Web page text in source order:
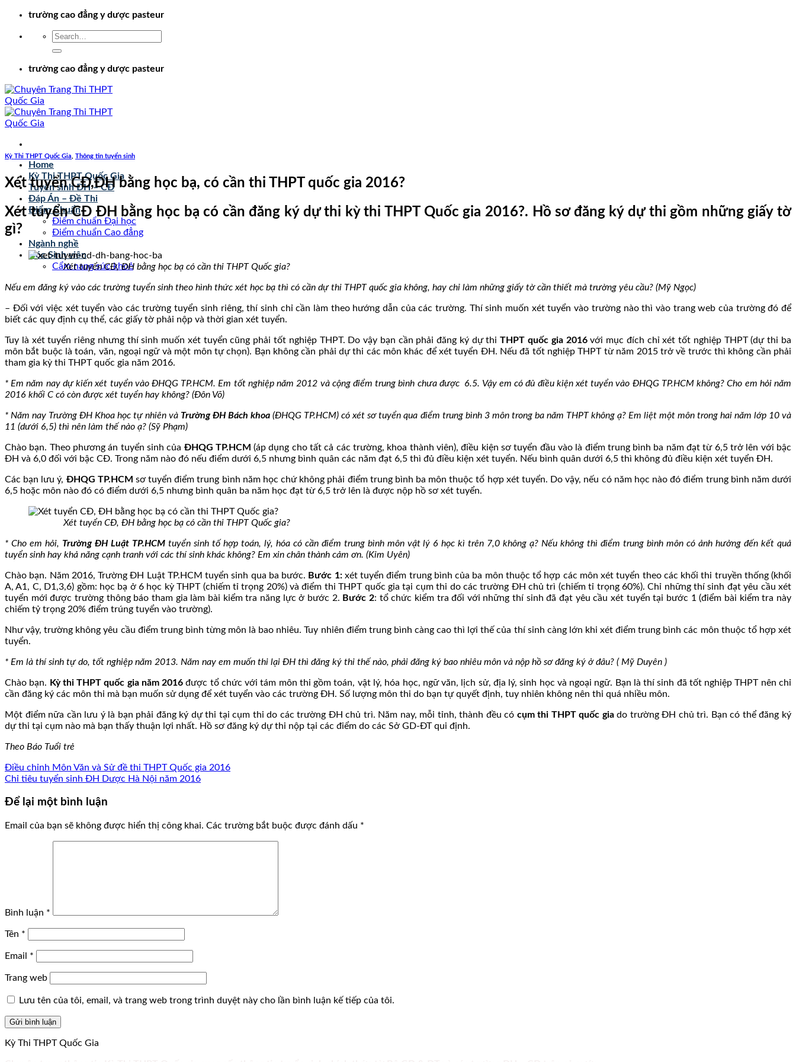
Chuyểntrường cao đẳng y dược pasteur
trường cao đẳng y dược pasteur
Home
Kỳ Thi THPT Quốc Gia
Tuyển sinh ĐH – CĐ
Đáp Án – Đề Thi
Điểm Chuẩn
Điểm chuẩn Đại học
Điểm chuẩn Cao đẳng
Ngành nghề
Góc Sinh viên
Cẩm nang sức khoẻ
Kỳ Thi THPT Quốc Gia Thông tin tuyển sinh
Xét tuyển CĐ,ĐH bằng học bạ, có cần thi THPT quốc gia 2016?
Xét tuyển CĐ ĐH bằng học bạ có cần đăng ký dự thi kỳ thi THPT Quốc gia 2016?. Hồ sơ đăng ký dự thi gồm những giấy tờ
gì?
Xét tuyển CĐ, ĐH bằng học bạ có cần thi THPT Quốc gia?
Nếu em đăng ký vào các trường tuyển sinh theo hình thức xét học bạ thì có cần dự thi THPT quốc gia không, hay chỉ làm những giấy tờ cần thiết mà trường yêu cầu? (Mỹ Ngọc)
– Đối với việc xét tuyển vào các trường tuyển sinh riêng, thí sinh chỉ cần làm theo hướng dẫn của các trường. Thí sinh muốn xét tuyển vào trường nào thì vào trang web của trường đó để
biết các quy định cụ thể, các giấy tờ phải nộp và thời gian xét tuyển.
Tuy là xét tuyển riêng nhưng thí sinh muốn xét tuyển cũng phải tốt nghiệp THPT. Do vậy bạn cần phải đăng ký dự thiTHPT quốc gia 2016với mục đích chỉ xét tốt nghiệp THPT (dự thi ba
môn bắt buộc là toán, văn, ngoại ngữ và một môn tự chọn). Bạn không cần phải dự thi các môn khác để xét tuyển ĐH. Nếu đã tốt nghiệp THPT từ năm 2015 trở về trước thì không cần phải
tham gia kỳ thi THPT quốc gia năm 2016.
​* Em năm nay dự kiến xét tuyển vào ĐHQG TP.HCM. Em tốt nghiệp năm 2012 và cộng điểm trung bình chưa được 6.5. Vậy em có đủ điều kiện xét tuyển vào ĐHQG TP.HCM không? Cho em hỏi năm
2016 khối C có còn được xét tuyển hay không? (Đôn Võ)
* Năm nay Trường ĐH Khoa học tự nhiên và Trường ĐH Bách khoa (ĐHQG TP.HCM) có xét sơ tuyển qua điểm trung bình 3 môn trong ba năm THPT không ạ? Em liệt một môn trong hai năm lớp 10 và
11 (dưới 6,5) thì nên làm thế nào ạ? (Sỹ Phạm)
Chào bạn. Theo phương án tuyển sinh của ĐHQG TP.HCM (áp dụng cho tất cả các trường, khoa thành viên), điều kiện sơ tuyển đầu vào là điểm trung bình ba năm đạt từ 6,5 trở lên với bậc
ĐH và 6,0 đối với bậc CĐ. Trong năm nào đó nếu điểm dưới 6,5 nhưng bình quân các năm đạt 6,5 thì đủ điều kiện xét tuyển. Nếu bình quân dưới 6,5 thì không đủ điều kiện xét tuyển ĐH.
Các bạn lưu ý, ĐHQG TP.HCM sơ tuyển điểm trung bình năm học chứ không phải điểm trung bình ba môn thuộc tổ hợp xét tuyển. Do vậy, nếu có năm học nào đó điểm trung bình năm dưới
6,5 hoặc môn nào đó có điểm dưới 6,5 nhưng bình quân ba năm học đạt từ 6,5 trở lên là được nộp hồ sơ xét tuyển.
Xét tuyển CĐ, ĐH bằng học bạ có cần thi THPT Quốc gia?
* Cho em hỏi, Trường ĐH Luật TP.HCMtuyển sinh tố hợp toán, lý, hóa có cần điểm trung bình môn vật lý 6 học kì trên 7,0 không ạ? Nếu không thì điểm trung bình môn có ảnh hưởng đến kết quả
tuyển sinh hay khả năng cạnh tranh với các thí sinh khác không? Em xin chân thành cảm ơn. (Kim Uyên)
Chào bạn. Năm 2016, Trường ĐH Luật TP.HCM tuyển sinh qua ba bước. Bước 1:xét tuyển điểm trung bình của ba môn thuộc tổ hợp các môn xét tuyển theo các khối thi truyền thống (khối
A, A1, C, D1,3,6) gồm: học bạ ở 6 học kỳ THPT (chiếm tỉ trọng 20%) và điểm thi THPT quốc gia tại cụm thi do các trường ĐH chủ trì (chiếm tỉ trọng 60%). Chỉ những thí sinh đạt yêu cầu xét
tuyển mới được trường thông báo tham gia làm bài kiểm tra năng lực ở bước 2. Bước 2: tổ chức kiểm tra đối với những thí sinh đã đạt yêu cầu xét tuyển tại bước 1 (điểm bài kiểm tra này
chiếm tỷ trọng 20% điểm trúng tuyển vào trường).
Như vậy, trường không yêu cầu điểm trung bình từng môn là bao nhiêu. Tuy nhiên điểm trung bình càng cao thì lợi thế của thí sinh càng lớn khi xét điểm trung bình các môn thuộc tổ hợp xét
tuyển.
* Em là thí sinh tự do, tốt nghiệp năm 2013. Năm nay em muốn thi lại ĐH thì đăng ký thi thế nào, phải đăng ký bao nhiêu môn và nộp hồ sơ đăng ký ở đâu? ( Mỹ Duyên )
Chào bạn. Kỳ thi THPT quốc gia năm 2016 được tổ chức với tám môn thi gồm toán, vật lý, hóa học, ngữ văn, lịch sử, địa lý, sinh học và ngoại ngữ. Bạn là thí sinh đã tốt nghiệp THPT nên chỉ
cần đăng ký các môn thi mà bạn muốn sử dụng để xét tuyển vào các trường ĐH. Số lượng môn thi do bạn tự quyết định, tuy nhiên không nên thi quá nhiều môn.
Một điểm nữa cần lưu ý là bạn phải đăng ký dự thi tại cụm thi do các trường ĐH chủ trì. Năm nay, mỗi tỉnh, thành đều có cụm thi THPT quốc giado trường ĐH chủ trì. Bạn có thể đăng ký
dự thi tại cụm nào mà bạn thấy thuận lợi nhất. Hồ sơ đăng ký dự thi nộp tại các điểm do các Sở GD-ĐT qui định.
Theo Báo Tuổi trẻ
Điều chỉnh Môn Văn và Sử đề thi THPT Quốc gia 2016
Chỉ tiêu tuyển sinh ĐH Dược Hà Nội năm 2016
Để lại một bình luận
Email của bạn sẽ không được hiển thị công khai. Các trường bắt buộc được đánh dấu *
Bình luận *
Tên *
Email *
Trang web
Lưu tên của tôi, email, và trang web trong trình duyệt này cho lần bình luận kế tiếp của tôi.
Kỳ Thi THPT Quốc Gia